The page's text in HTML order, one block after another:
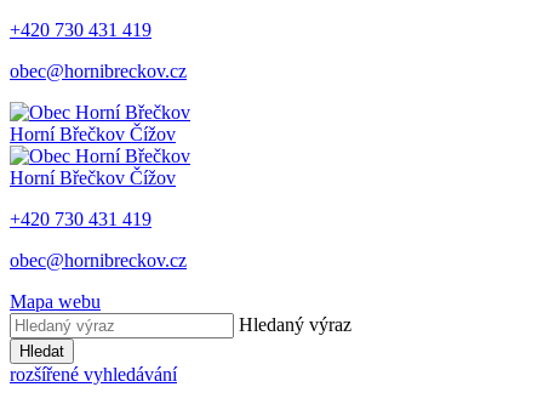
+420 730 431 419
obec@hornibreckov.cz
Horní Břečkov Čížov
Horní Břečkov Čížov
+420 730 431 419
obec@hornibreckov.cz
Mapa webu
Hledaný výraz
Hledat
rozšířené vyhledávání